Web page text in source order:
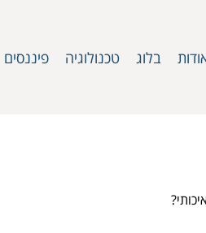
בלוג טכנולוגיה פיננסים